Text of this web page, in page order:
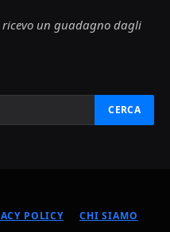
un guadagno dagli
POLICY CHI SIAMO